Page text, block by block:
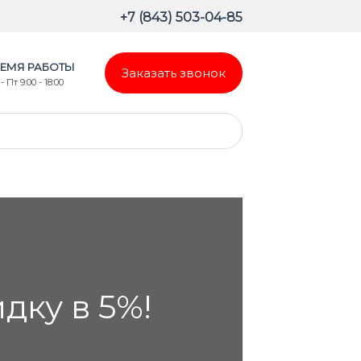
+7 (843) 503-04-85
РАБОТЫ
Пт 9:00 - 18:00
Заказать звонок
в 5%!